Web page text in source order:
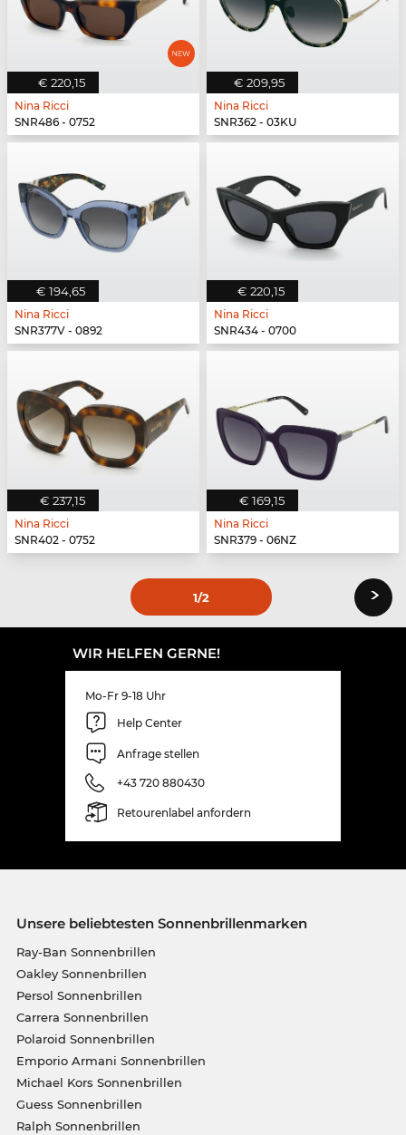
€ 220,15
Nina Ricci
SNR486 - 0752
€ 209,95
Nina Ricci
SNR362 - 03KU
€ 194,65
Nina Ricci
SNR377V - 0892
€ 220,15
Nina Ricci
SNR434 - 0700
€ 237,15
Nina Ricci
SNR402 - 0752
€ 169,15
Nina Ricci
SNR379 - 06NZ
1/2 ›
WIR HELFEN GERNE!
Mo-Fr 9-18 Uhr
Help Center
Anfrage stellen
+43 720 880430
Retourenlabel anfordern
Unsere beliebtesten Sonnenbrillenmarken
Ray-Ban Sonnenbrillen
Oakley Sonnenbrillen
Persol Sonnenbrillen
Carrera Sonnenbrillen
Polaroid Sonnenbrillen
Emporio Armani Sonnenbrillen
Michael Kors Sonnenbrillen
Guess Sonnenbrillen
Ralph Sonnenbrillen